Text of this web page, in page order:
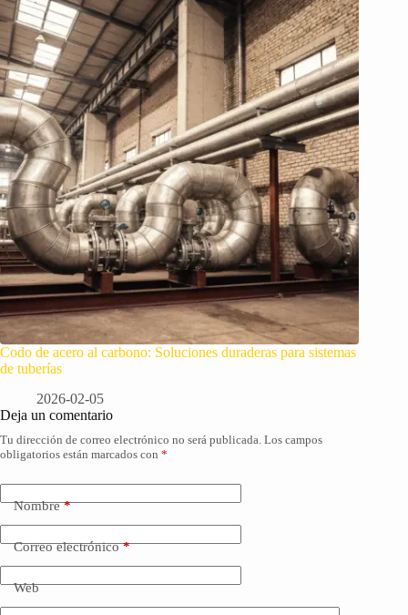
Codo de acero al carbono: Soluciones duraderas para sistemas
de tuberías
2026-02-05
Deja un comentario
Tu dirección de correo electrónico no será publicada. Los campos
obligatorios están marcados con *
Nombre*
Correo electrónico*
Web